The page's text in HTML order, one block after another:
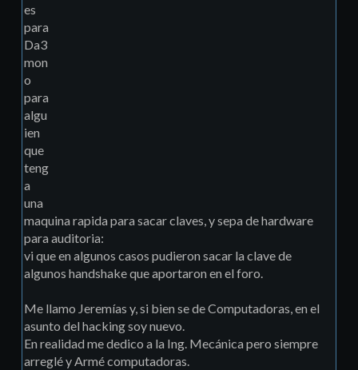
es
para
Da3
mon
o
para
algu
ien
que
teng
a
una
maquina rapida para sacar claves, y sepa de hardware
para auditoria:
vi que en algunos casos pudieron sacar la clave de
algunos handshake que aportaron en el foro.
Me llamo Jeremías y, si bien se de Computadoras, en el
asunto del hacking soy nuevo.
En realidad me dedico a la Ing. Mecánica pero siempre
arreglé y Armé computadoras.